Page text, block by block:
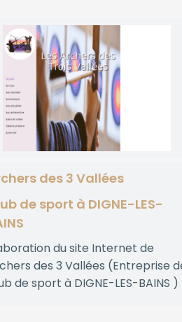
des 3 Vallées
de sport à DIGNE-LES-
du site Internet de
des 3 Vallées (Entreprise
de sport à DIGNE-LES-BAINS )